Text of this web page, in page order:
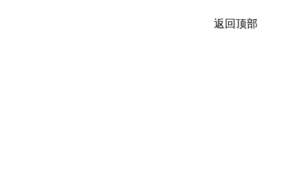
返回顶部